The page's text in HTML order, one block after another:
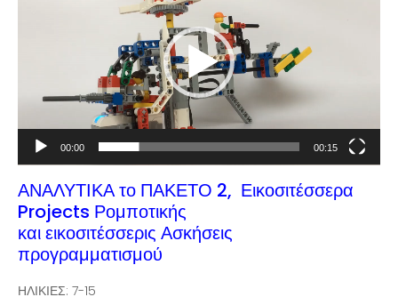
00:00 00:15
ΑΝΑΛΥΤΙΚΑ το ΠΑΚΕΤΟ 2, Εικοσιτέσσερα
Projects Ρομποτικής
και εικοσιτέσσερις Ασκήσεις
προγραμματισμού
ΗΛΙΚΙΕΣ: 7-15